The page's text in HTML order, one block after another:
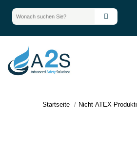
Startseite Nicht-ATEX-